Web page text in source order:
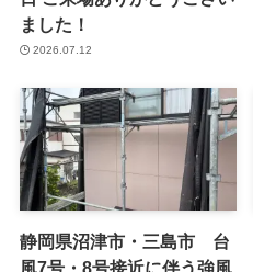
ました！
2026.07.12
静岡県沼津市・三島市 台
風7号・8号接近に伴う強風